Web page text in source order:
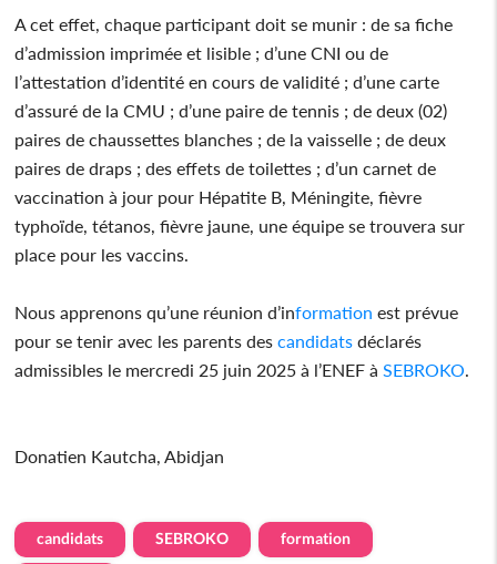
A cet effet, chaque participant doit se munir : de sa fiche
d’admission imprimée et lisible ; d’une CNI ou de
l’attestation d’identité en cours de validité ; d’une carte
d’assuré de la CMU ; d’une paire de tennis ; de deux (02)
paires de chaussettes blanches ; de la vaisselle ; de deux
paires de draps ; des effets de toilettes ; d’un carnet de
vaccination à jour pour Hépatite B, Méningite, fièvre
typhoïde, tétanos, fièvre jaune, une équipe se trouvera sur
place pour les vaccins.
Nous apprenons qu’une réunion d’information est prévue
pour se tenir avec les parents descandidats déclarés
admissibles le mercredi 25 juin 2025 à l’ENEF à SEBROKO
Donatien Kautcha, Abidjan
candidats SEBROKO formation